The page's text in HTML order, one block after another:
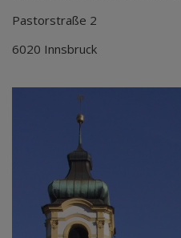
Pastorstraße 2
6020 Innsbruck